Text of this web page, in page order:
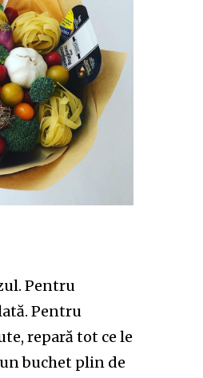
Pentru
Pentru
repară tot ce le
buchet plin de